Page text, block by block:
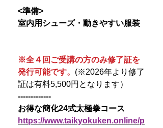
<準備>
室内用シューズ・動きやすい服装
※全４回ご受講の方のみ修了証を
発行可能です。 (※2026年より修了
証は有料5,500円となります）
-------------
お得な簡化24式太極拳コース
https://www.taikyokuken.online/p